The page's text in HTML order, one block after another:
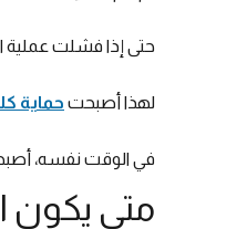
حتى إذا فشلت عملية
لهذا أصبحت حماية
في الوقت نفسه،
متى يكون